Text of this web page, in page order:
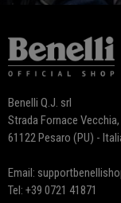
Benelli Q.J. srl
Strada Fornace Vecchia,
61122 Pesaro (PU) -
Email:
Tel: +39 0721 41871